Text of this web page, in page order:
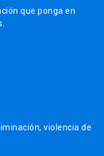
que ponga en
violencia de